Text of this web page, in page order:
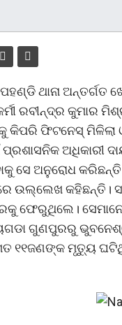
ଥାନା ଅନ୍ତର୍ଗତ
ରବୀନ୍ଦ୍ର କୁମାର
କିପରି ଫିଟନେସ୍‌ ମିଳିଲା
ଅଧିକାରୀ
ସେ ଅନୁରୋଧ
ଉଲ୍ଲେଖ
ଫେରୁଥିଲେ।
ଗୁଣପୁରରୁ
୧୧ଜଣଙ୍କ ମୃତ୍ୟୁ